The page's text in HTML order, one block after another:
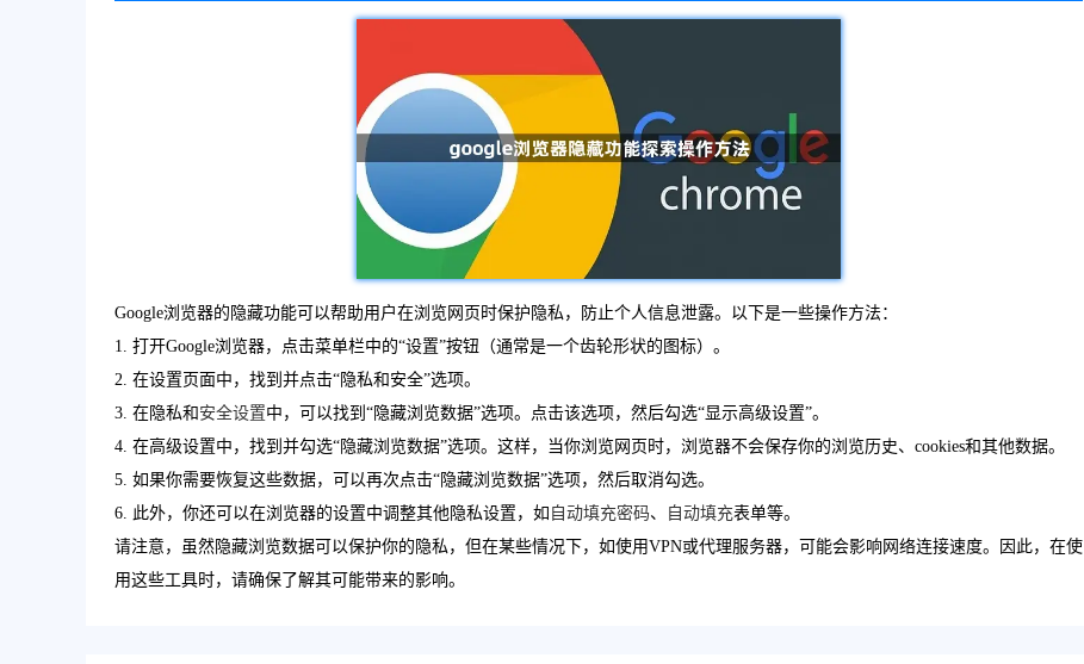
Google浏览器的隐藏功能可以帮助用户在浏览网页时保护隐私，防止个人信息泄露。以下是一些操作方法：
1. 打开Google浏览器，点击菜单栏中的“设置”按钮（通常是一个齿轮形状的图标）。
2. 在设置页面中，找到并点击“隐私和安全”选项。
3. 在隐私和安全设置中，可以找到“隐藏浏览数据”选项。点击该选项，然后勾选“显示高级设置”。
4. 在高级设置中，找到并勾选“隐藏浏览数据”选项。这样，当你浏览网页时，浏览器不会保存你的浏览历史、cookies和其他数据。
5. 如果你需要恢复这些数据，可以再次点击“隐藏浏览数据”选项，然后取消勾选。
6. 此外，你还可以在浏览器的设置中调整其他隐私设置，如 自动填充密码、 自动填充表单等。
请注意，虽然隐藏浏览数据可以保护你的隐私，但在某些情况下，如使用VPN或代理服务器，可能会影响网络连接速度。因此，在使
用这些工具时，请确保了解其可能带来的影响。